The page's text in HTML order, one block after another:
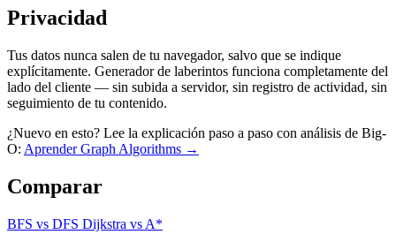
Privacidad
Tus datos nunca salen de tu navegador, salvo que se indique
explícitamente. Generador de laberintos funciona completamente del
lado del cliente — sin subida a servidor, sin registro de actividad, sin
seguimiento de tu contenido.
¿Nuevo en esto? Lee la explicación paso a paso con análisis de Big-
O: Aprender Graph Algorithms →
Comparar
BFS vs DFS Dijkstra vs A*